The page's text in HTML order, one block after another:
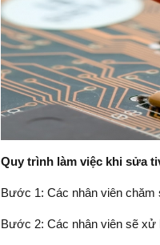
Quy trình làm việc khi sửa
Bước 1: Các nhân viên chăm
Bước 2: Các nhân viên sẽ xử